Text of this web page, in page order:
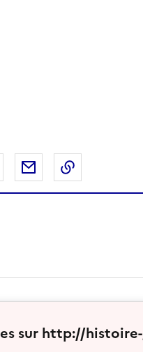
sur http://
sur Twitter
Partager sur LinkedIn
Partager par email